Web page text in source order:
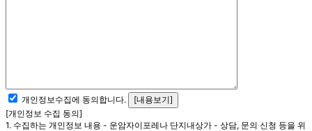
개인정보수집에 동의합니다.
[내용보기]
[개인정보 수집 동의]
1. 수집하는 개인정보 내용 - 운암자이포레나 단지내상가 - 상담, 문의 신청 등을 위